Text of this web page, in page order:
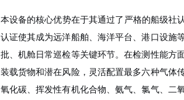
本设备的核心优势在于其通过了严格的船级社
认证使其成为远洋船舶、海洋平台、港口设施
批、机舱日常巡检等关键环节。在检测性能方
装载货物和潜在风险，灵活配置最多六种气体
氧化碳、挥发性有机化合物、氨气、氯气、二